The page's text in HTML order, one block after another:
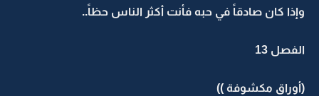
وإذا كان صادقاً في حبه فأنت أكثر الناس حظاً..
الفصل 13
(أوراق مكشوفة ))